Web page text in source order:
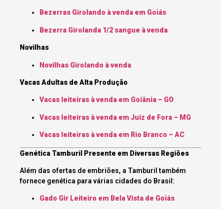
Bezerras Girolando à venda em Goiás
Bezerra Girolanda 1/2 sangue à venda
Novilhas
Novilhas Girolando à venda
Vacas Adultas de Alta Produção
Vacas leiteiras à venda em Goiânia – GO
Vacas leiteiras à venda em Juiz de Fora – MG
Vacas leiteiras à venda em Rio Branco – AC
Genética Tamburil Presente em Diversas Regiões
Além das ofertas de embriões, a Tamburil também
fornece genética para várias cidades do Brasil:
Gado Gir Leiteiro em Bela Vista de Goiás